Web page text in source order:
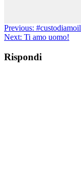
Previous:
Next: Ti amo uomo!
Rispondi